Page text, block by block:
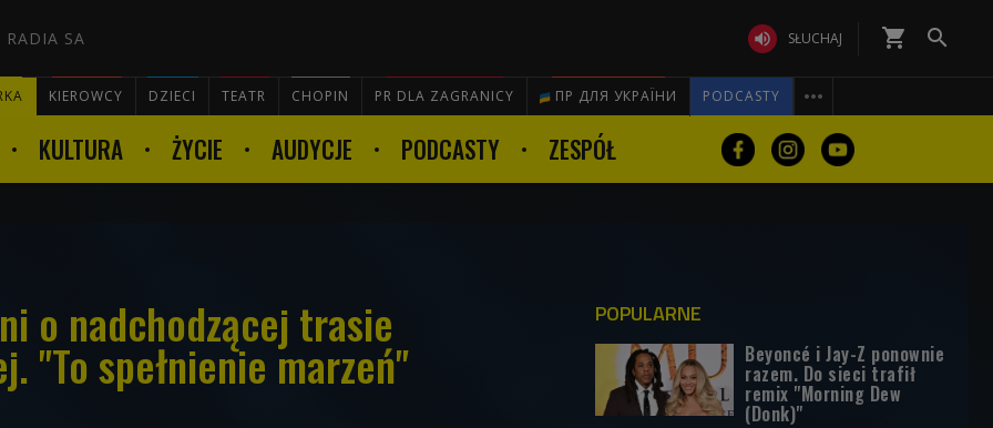
RADIA SA  SŁUCHAJ shopping_cart 
KIEROWCY DZIECI TEATR CHOPIN PR DLA ZAGRANICY ПР ДЛЯ УКРАЇНИ PODCASTY 

KULTURA ŻYCIE AUDYCJE PODCASTY ZESPÓŁ
o nadchodzącej trasie
"To spełnienie marzeń"
POPULARNE
Beyoncé i Jay-Z ponownie
razem. Do sieci trafił
remix "Morning Dew
(Donk)"